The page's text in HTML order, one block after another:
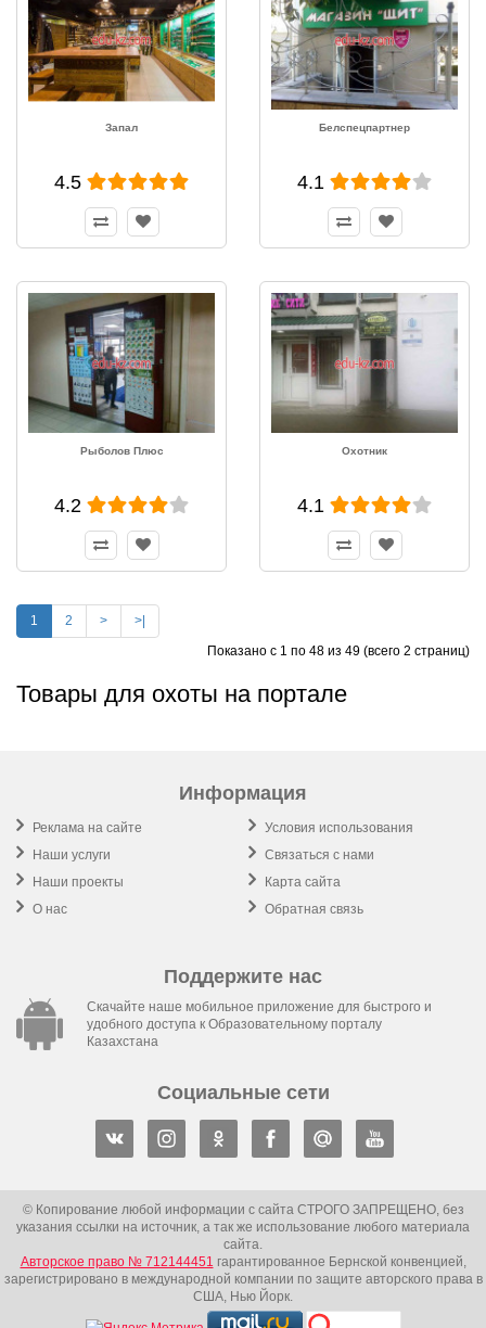
Запал
4.5
Белспецпартнер
4.1
Рыболов Плюс
4.2
Охотник
4.1
1 2 >
>|
Показано с 1 по 48 из 49 (всего 2 страниц)
Товары для охоты на портале
Информация
Реклама на сайте
Наши услуги
Наши проекты
О нас
Условия использования
Связаться с нами
Карта сайта
Обратная связь
Поддержите нас
Скачайте наше мобильное приложение для быстрого и
удобного доступа к Образовательному порталу
Казахстана
Социальные сети
© Копирование любой информации с сайта СТРОГО ЗАПРЕЩЕНО, без
указания ссылки на источник, а так же использование любого материала
сайта.
Авторское право № 712144451 гарантированное Бернской конвенцией,
зарегистрировано в международной компании по защите авторского права в
США, Нью Йорк.